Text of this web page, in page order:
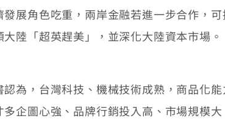
角色吃重，兩岸金融若進一步合作，可
陸「超英趕美」，並深化大陸資本市場。
，台灣科技、機械技術成熟，商品化
企圖心強、品牌行銷投入高、市場規模